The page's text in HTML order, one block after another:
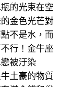
的光束在空
金色光芒對
不是水，而
行！金牛座
被汙染
土豪的物質